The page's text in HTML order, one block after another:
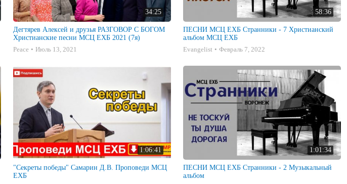
34:25
Дегтярев Алексей и друзья РАЗГОВОР С БОГОМ
Христианские песни МСЦ ЕХБ 2021 (7я)
Peace
Июль 13, 2021
58:36
ПЕСНИ МСЦ ЕХБ Странники - 7 Христианский
альбом МСЦ ЕХБ
Evangelist
Февраль 7, 2022
1:06:41
"Секреты победы" Самарин Д.В. Проповеди МСЦ
ЕХБ
1:01:34
ПЕСНИ МСЦ ЕХБ Странники - 2 Музыкальный
альбом